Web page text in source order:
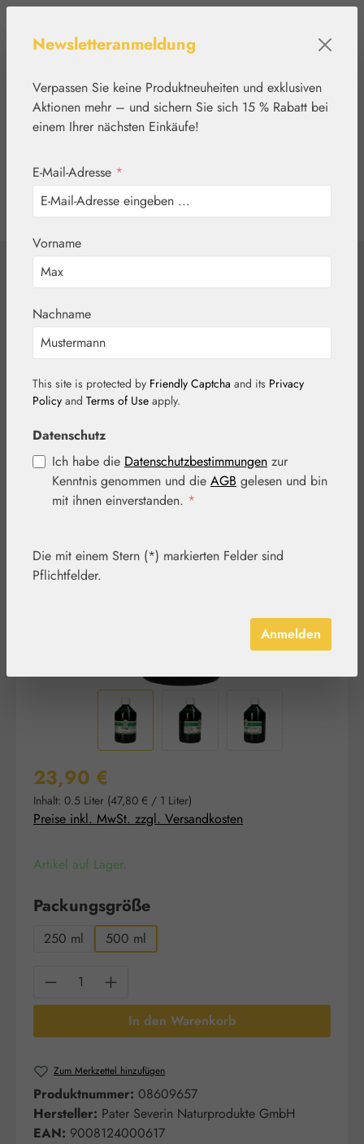
Werkzeugleiste anzeigen
Schwedenbitter St.
Severin
Bildergalerie überspringen
Regulärer Preis:
23,90 €
Inhalt: 0.5 Liter (47,80 € / 1 Liter)
Preise inkl. MwSt. zzgl. Versandkosten
Artikel auf Lager.
Packungsgrößeauswählen
250 ml 500 ml
Produkt Anzahl: Gib den gewünschten
In den Warenkorb
Zum Merkzettel hinzufügen
Produktnummer: 08609657
Hersteller: Pater Severin Naturprodukte GmbH
EAN: 9008124000617
Newsletteranmeldung
Verpassen Sie keine Produktneuheiten und exklusiven
Aktionen mehr – und sichern Sie sich 15 % Rabatt bei
einem Ihrer nächsten Einkäufe!
E-Mail-Adresse *
Vorname
Nachname
This site is protected by Friendly Captcha and its Privacy
Policy and Terms of Use apply.
Datenschutz
Ich habe die Datenschutzbestimmungen zur
Kenntnis genommen und die AGB gelesen und bin
mit ihnen einverstanden. *
Die mit einem Stern (*) markierten Felder sind
Pflichtfelder.
Anmelden